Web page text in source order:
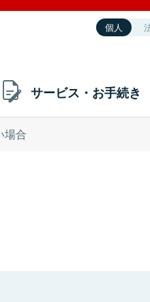
個人
サービス・お手続き
場合